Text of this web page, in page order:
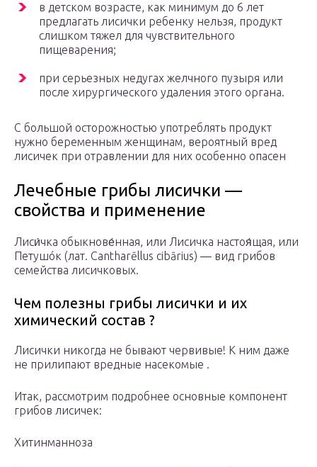
в детском возрасте, как минимум до 6 лет
предлагать лисички ребенку нельзя, продукт
слишком тяжел для чувствительного
пищеварения;
при серьезных недугах желчного пузыря или
после хирургического удаления этого органа.
С большой осторожностью употреблять продукт
нужно беременным женщинам, вероятный вред
лисичек при отравлении для них особенно опасен
Лечебные грибы лисички —
свойства и применение
Лиси́чка обыкнове́нная, или Лисичка настоя́щая, или
Петушóк (лат. Cantharēllus cibārius) — вид грибов
семейства лисичковых.
Чем полезны грибы лисички и их
химический состав ?
Лисички никогда не бывают червивые! К ним даже
не прилипают вредные насекомые .
Итак, рассмотрим подробнее основные компонент
грибов лисичек:
Хитинманноза